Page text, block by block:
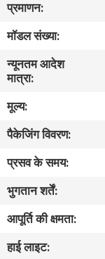
बारे
में
कारखाना
भ्रमण
गुणवत्ता
नियंत्रण
संपर्क
प्रमाणन:
मॉडल संख्या:
न्यूनतम आदेश
मात्रा:
मूल्य:
पैकेजिंग विवरण:
प्रसव के समय:
भुगतान शर्तें:
आपूर्ति की क्षमता:
हाई लाइट: